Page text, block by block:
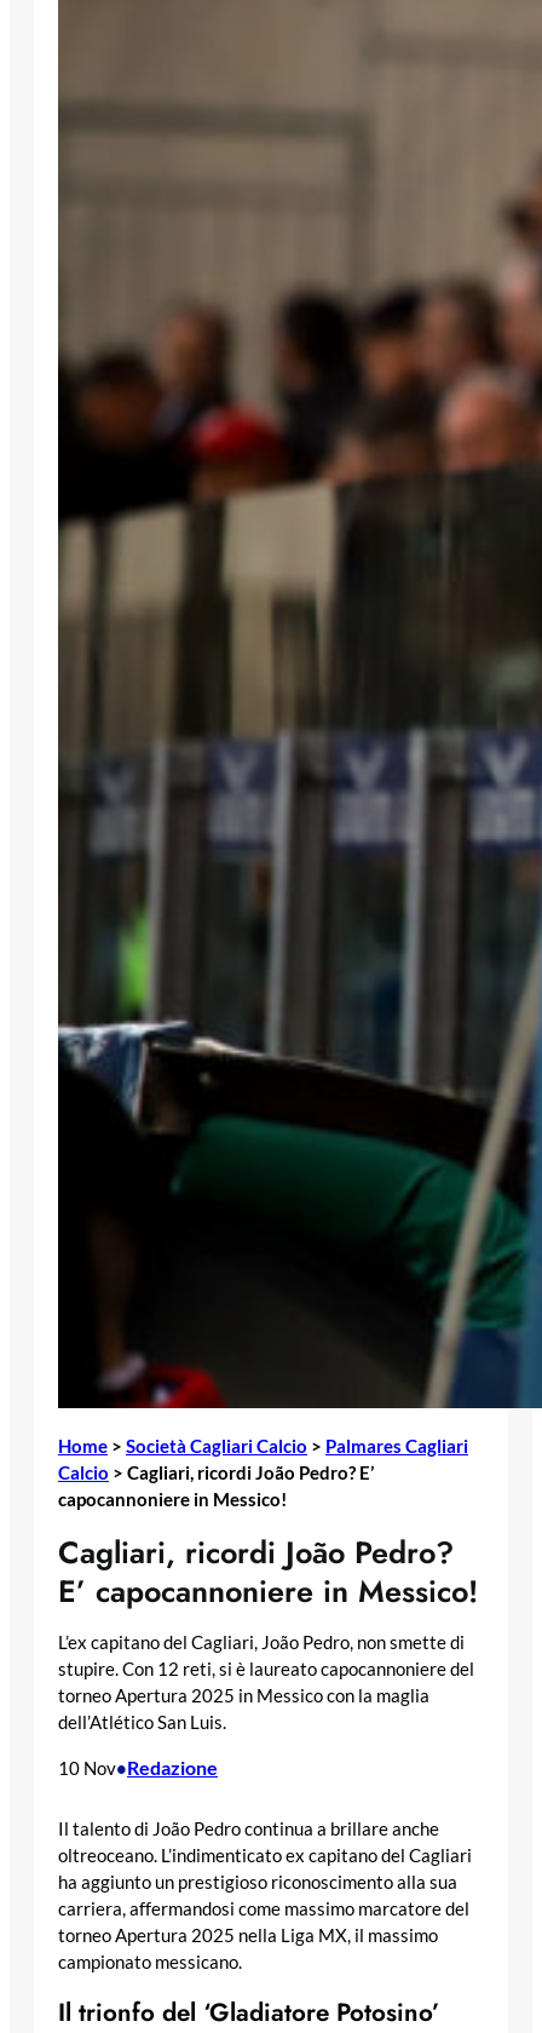
Home > Società Cagliari Calcio > Palmares Cagliari
Calcio > Cagliari, ricordi João Pedro? E’
capocannoniere in Messico!
Cagliari, ricordi João Pedro?
E’ capocannoniere in Messico!
L’ex capitano del Cagliari, João Pedro, non smette di
stupire. Con 12 reti, si è laureato capocannoniere del
torneo Apertura 2025 in Messico con la maglia
dell’Atlético San Luis.
10 Nov•Redazione
Il talento di João Pedro continua a brillare anche
oltreoceano. L’indimenticato ex capitano del Cagliari
ha aggiunto un prestigioso riconoscimento alla sua
carriera, affermandosi come massimo marcatore del
torneo Apertura 2025 nella Liga MX, il massimo
campionato messicano.
Il trionfo del ‘Gladiatore Potosino’